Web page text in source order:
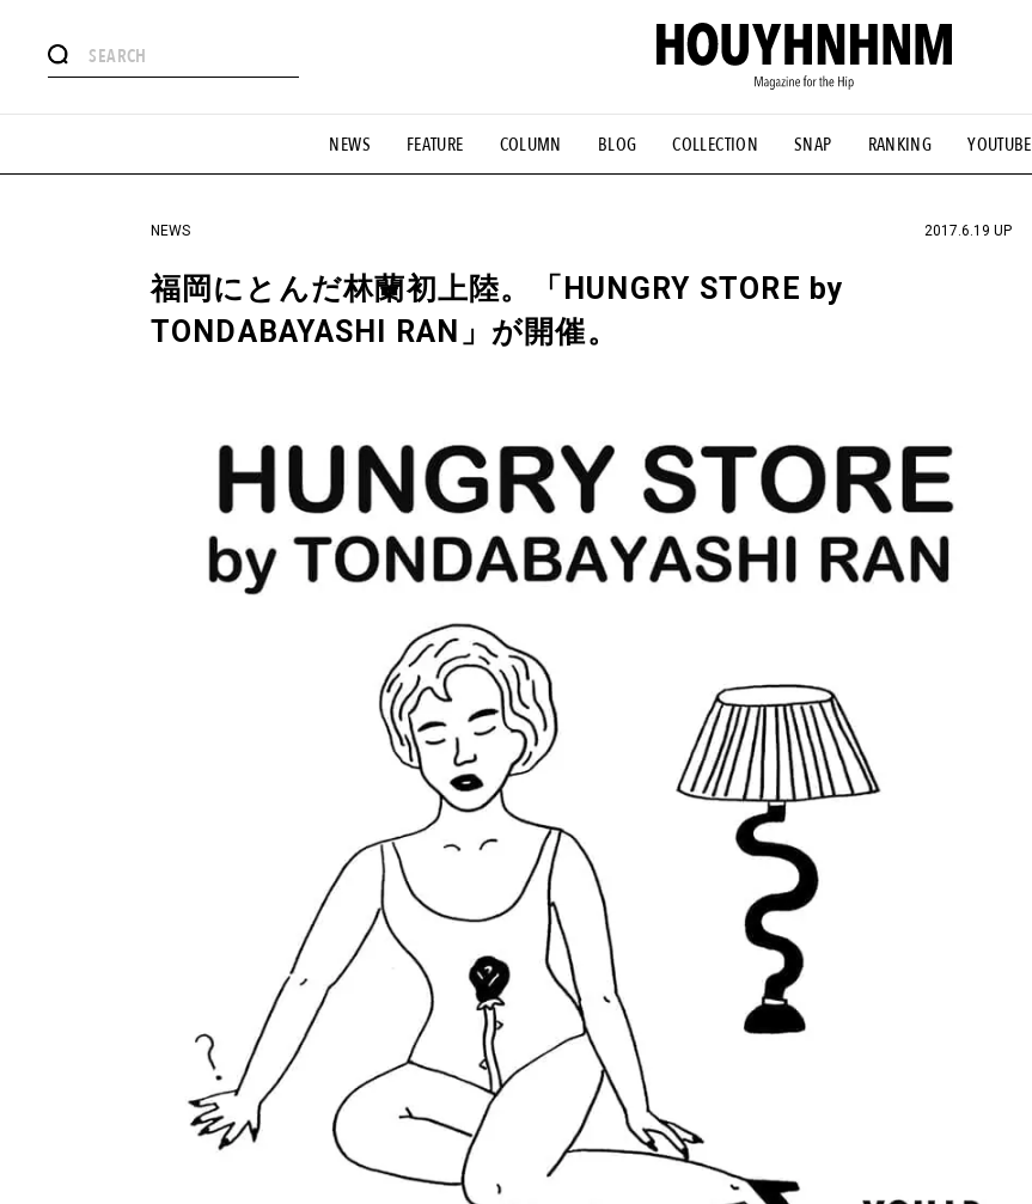
NEWS FEATURE COLUMN BLOG COLLECTION SNAP RANKING YOUTUBE
#憧れの逸品 #ESSENTIAL DESIGNS #古着サミット #NEW VINTAGE #マイナーグッド図鑑
#GH 銘品の所以 #フイナムのYouTube #Commune H #FOCUS IT #AH.H #ととけん #FASHION #MUSIC
#HANDSOME HANDBOOK
NEWS 2017.6.19 UP
福岡にとんだ林蘭初上陸。「HUNGRY STORE by
TONDABAYASHI RAN」が開催。